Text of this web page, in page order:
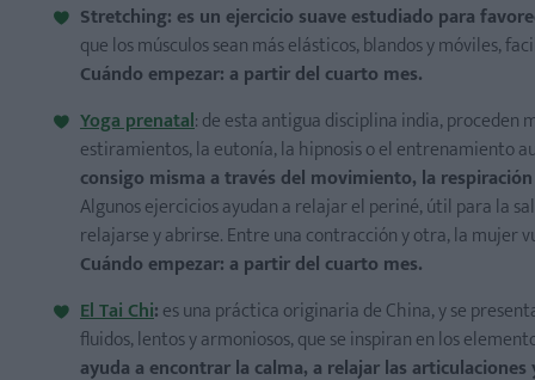
Stretching: es un ejercicio suave estudiado para
que los músculos sean más elásticos, blandos y móviles,
Cuándo empezar: a partir del cuarto mes.
Yoga prenatal: de esta antigua disciplina india, proceden
estiramientos, la eutonía, la hipnosis o el entrenamiento
consigo misma a través del movimiento, la
Algunos ejercicios ayudan a relajar el periné, útil para la
relajarse y abrirse. Entre una contracción y otra, la
Cuándo empezar: a partir del cuarto mes.
El Tai Chi:es una práctica originaria de China, y se
fluidos, lentos y armoniosos, que se inspiran en los
ayuda a encontrar la calma, a relajar las